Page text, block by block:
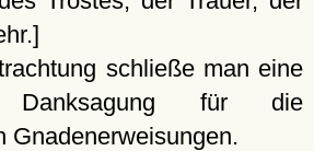
schließe man eine
Danksagung für die
Gnadenerweisungen.